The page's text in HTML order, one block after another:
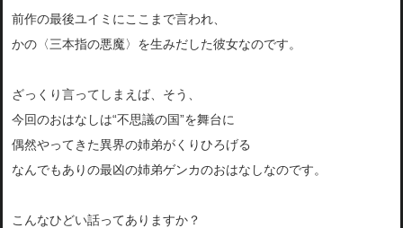
前作の最後ユイミにここまで言われ、
かの〈三本指の悪魔〉を生みだした彼女なのです。
ざっくり言ってしまえば、そう、
今回のおはなしは“不思議の国”を舞台に
偶然やってきた異界の姉弟がくりひろげる
なんでもありの最凶の姉弟ゲンカのおはなしなのです。
こんなひどい話ってありますか？